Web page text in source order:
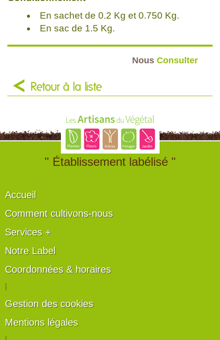
En sachet de 0.2 Kg et 0.750 Kg.
En sac de 1.5 Kg.
Nous Consulter
Retour à la liste
" Établissement labélisé "
Accueil
Comment cultivons-nous
Services +
Notre Label
Coordonnées & horaires
Gestion des cookies
Mentions légales